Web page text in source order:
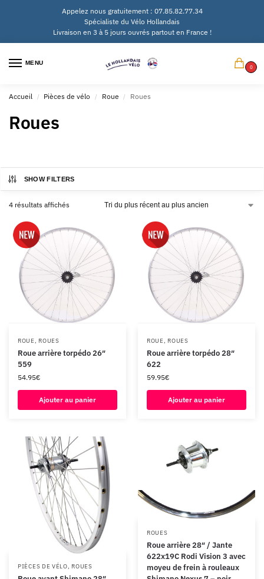
Appelez nous gratuitement : 07.85.82.77.34
Spécialiste du Vélo Hollandais
Livraison en 3 à 5 jours ouvrés partout en France !
MENU
0
Accueil / Pièces de vélo / Roue / Roues
Roues
SHOW FILTERS
4 résultats affichés
ROUE, ROUES
Roue arrière torpédo 26″
559
54.95€
Ajouter au panier
ROUE, ROUES
Roue arrière torpédo 28″
622
59.95€
Ajouter au panier
PIÈCES DE VÉLO, ROUES
ROUES
Roue arrière 28″ / Jante
622x19C Rodi Vision 3 avec
moyeu de frein à rouleaux